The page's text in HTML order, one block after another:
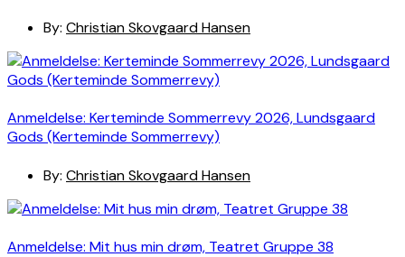
By: Christian Skovgaard Hansen
Anmeldelse: Kerteminde Sommerrevy 2026, Lundsgaard
Gods (Kerteminde Sommerrevy)
By: Christian Skovgaard Hansen
Anmeldelse: Mit hus min drøm, Teatret Gruppe 38